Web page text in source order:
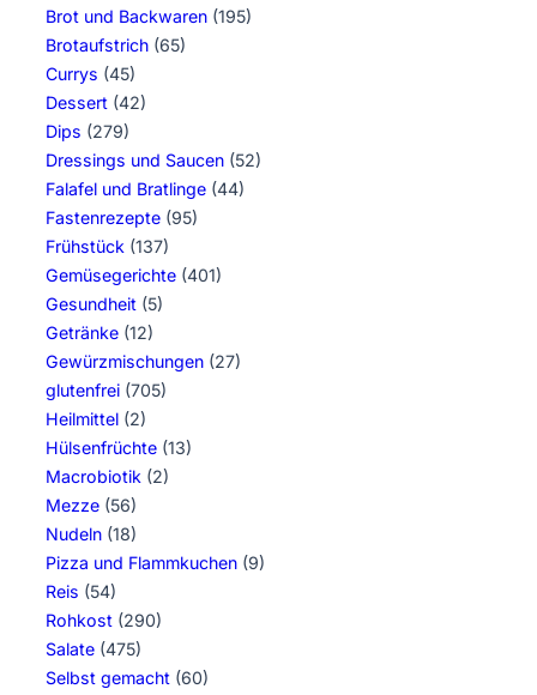
Brot und Backwaren (195)
Brotaufstrich (65)
Currys (45)
Dessert (42)
Dips (279)
Dressings und Saucen (52)
Falafel und Bratlinge (44)
Fastenrezepte (95)
Frühstück (137)
Gemüsegerichte (401)
Gesundheit (5)
Getränke (12)
Gewürzmischungen (27)
glutenfrei (705)
Heilmittel (2)
Hülsenfrüchte (13)
Macrobiotik (2)
Mezze (56)
Nudeln (18)
Pizza und Flammkuchen (9)
Reis (54)
Rohkost (290)
Salate (475)
Selbst gemacht (60)